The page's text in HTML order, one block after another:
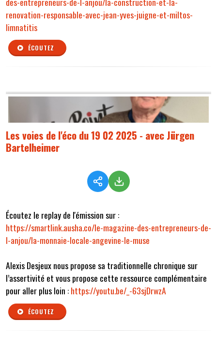
renovation-responsable-avec-jean-yves-juigne-et-miltos-
limnatitis
ÉCOUTEZ
Les voies de l'éco du 19 02 2025 - avec Jürgen
Bartelheimer
Écoutez le replay de l'émission sur :
https://smartlink.ausha.co/le-magazine-des-entrepreneurs-de-
l-anjou/la-monnaie-locale-angevine-le-muse
Alexis Desjeux nous propose sa traditionnelle chronique sur
l’assertivité et vous propose cette ressource complémentaire
pour aller plus loin :https://youtu.be/_-63sjDrwzA
ÉCOUTEZ